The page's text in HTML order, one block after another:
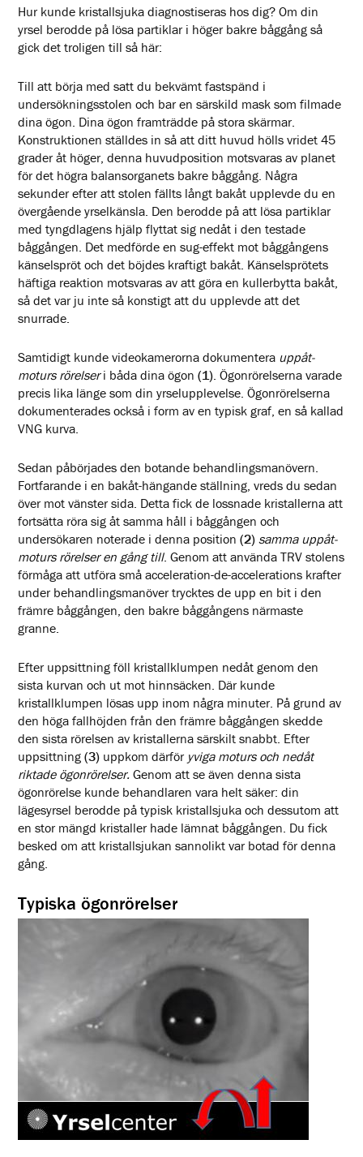
Hur kunde kristallsjuka diagnostiseras hos dig? Om din
yrsel berodde på lösa partiklar i höger bakre båggång så
gick det troligen till så här:
Till att börja med satt du bekvämt fastspänd i
undersökningsstolen och bar en särskild mask som filmade
dina ögon. Dina ögon framträdde på stora skärmar.
Konstruktionen ställdes in så att ditt huvud hölls vridet 45
grader åt höger, denna huvudposition motsvaras av planet
för det högra balansorganets bakre båggång. Några
sekunder efter att stolen fällts långt bakåt upplevde du en
övergående yrselkänsla. Den berodde på att lösa partiklar
med tyngdlagens hjälp flyttat sig nedåt i den testade
båggången. Det medförde en sug-effekt mot båggångens
känselspröt och det böjdes kraftigt bakåt. Känselsprötets
häftiga reaktion motsvaras av att göra en kullerbytta bakåt,
så det var ju inte så konstigt att du upplevde att det
snurrade.
Samtidigt kunde videokamerorna dokumentera uppåt-
moturs rörelseri båda dina ögon(1). Ögonrörelserna varade
precis lika länge som din yrselupplevelse. Ögonrörelserna
dokumenterades också i form av en typisk graf, en så kallad
VNG kurva.
Sedan påbörjades den botande behandlingsmanövern.
Fortfarande i en bakåt-hängande ställning, vreds du sedan
över mot vänster sida. Detta fick de lossnade kristallerna att
fortsätta röra sig åt samma håll i båggången och
undersökaren noterade i denna position (2) samma uppåt-
moturs rörelser en gång till. Genom att använda TRV stolens
förmåga att utföra små acceleration-de-accelerations krafter
under behandlingsmanöver trycktes de upp en bit i den
främre båggången, den bakre båggångens närmaste
granne.
Efter uppsittning föll kristallklumpen nedåt genom den
sista kurvan och ut mot hinnsäcken. Där kunde
kristallklumpen lösas upp inom några minuter. På grund av
den höga fallhöjden från den främre båggången skedde
den sista rörelsen av kristallerna särskilt snabbt. Efter
uppsittning(3) uppkom därför yviga moturs och nedåt
riktade ögonrörelser. Genom att se även denna sista
ögonrörelse kunde behandlaren vara helt säker: din
lägesyrsel berodde på typisk kristallsjuka och dessutom att
en stor mängd kristaller hade lämnat båggången. Du fick
besked om att kristallsjukan sannolikt var botad för denna
gång.
Typiska ögonrörelser